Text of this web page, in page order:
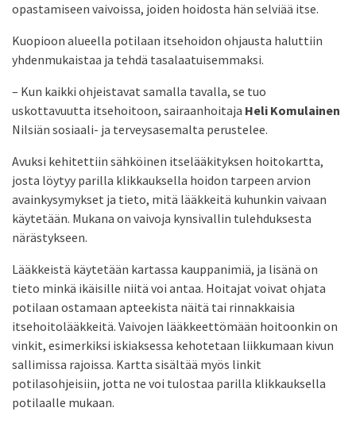
opastamiseen vaivoissa, joiden hoidosta hän selviää itse.
Kuopioon alueella potilaan itsehoidon ohjausta haluttiin
yhdenmukaistaa ja tehdä tasalaatuisemmaksi.
– Kun kaikki ohjeistavat samalla tavalla, se tuo
uskottavuutta itsehoitoon, sairaanhoitaja Heli Komulainen
Nilsiän sosiaali- ja terveysasemalta perustelee.
Avuksi kehitettiin sähköinen itselääkityksen hoitokartta,
josta löytyy parilla klikkauksella hoidon tarpeen arvion
avainkysymykset ja tieto, mitä lääkkeitä kuhunkin vaivaan
käytetään. Mukana on vaivoja kynsivallin tulehduksesta
närästykseen.
Lääkkeistä käytetään kartassa kauppanimiä, ja lisänä on
tieto minkä ikäisille niitä voi antaa. Hoitajat voivat ohjata
potilaan ostamaan apteekista näitä tai rinnakkaisia
itsehoitolääkkeitä. Vaivojen lääkkeettömään hoitoonkin on
vinkit, esimerkiksi iskiaksessa kehotetaan liikkumaan kivun
sallimissa rajoissa. Kartta sisältää myös linkit
potilasohjeisiin, jotta ne voi tulostaa parilla klikkauksella
potilaalle mukaan.